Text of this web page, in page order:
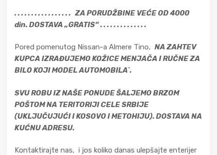
. . . . . . . . . . . . . . . . . ZA PORUDŽBINE VEĆE OD 4000
din. DOSTAVA „GRATIS“ . . . . . . . . . . . . . .
Pored pomenutog Nissan-a Almere Tino, NA ZAHTEV
KUPCA IZRAĐUJEMO KOŽICE MENJAČA I RUČNE ZA
BILO KOJI MODEL AUTOMOBILA`.
SVU ROBU IZ NAŠE PONUDE ŠALJEMO BRZOM
POŠTOM NA TERITORIJI CELE SRBIJE
(UKLJUČUJUĆI I KOSOVO I METOHIJU). DOSTAVA NA
KUĆNU ADRESU.
Kontaktirajte nas, i jos koliko danas ulepšajte enterijer